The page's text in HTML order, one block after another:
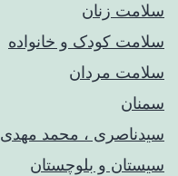
سلامت زنان
سلامت کودک‌ و خانواده
سلامت مردان
سمنان
سیدناصری ، محمد مهدی
سیستان و بلوچستان